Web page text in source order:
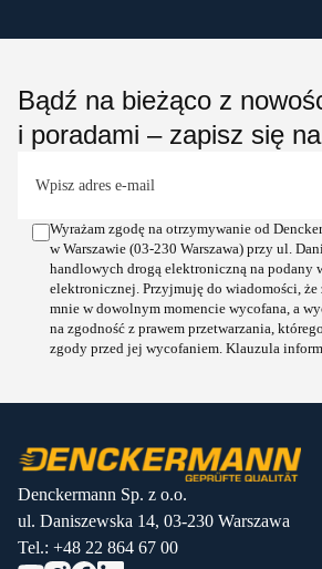
Bądź na bieżąco z
i poradami – zapisz się
Wyrażam zgodę na otrzymywanie od
w Warszawie (03-230 Warszawa) przy ul.
handlowych drogą elektroniczną na podany
elektronicznej. Przyjmuję do wiadomości, że
mnie w dowolnym momencie wycofana, a
na zgodność z prawem przetwarzania,
zgody przed jej wycofaniem. Klauzula
Denckermann Sp. z o.o.
ul. Daniszewska 14, 03-230 Warszawa
Tel.: +48 22 864 67 00